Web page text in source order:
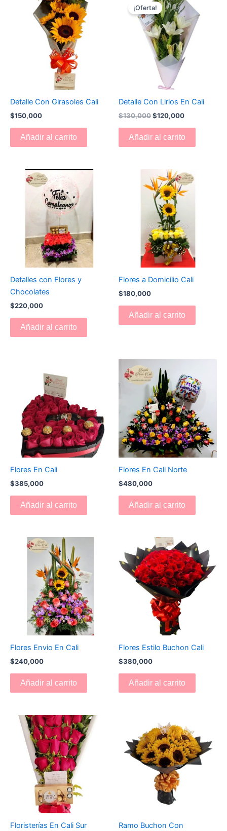
Detalle Con Girasoles Cali
$150,000
Añadir al carrito
¡Oferta!
Detalle Con Lirios En Cali
$130,000
precio
original
era:
$130,000.
$120,000
precio
actual
es:
$120,000.
Añadir al carrito
Detalles con Flores y
Chocolates
$220,000
Añadir al carrito
Flores a Domicilio Cali
$180,000
Añadir al carrito
Flores En Cali
$385,000
Añadir al carrito
Flores En Cali Norte
$480,000
Añadir al carrito
Flores Envio En Cali
$240,000
Añadir al carrito
Flores Estilo Buchon Cali
$380,000
Añadir al carrito
Floristerías En Cali Sur
Ramo Buchon Con